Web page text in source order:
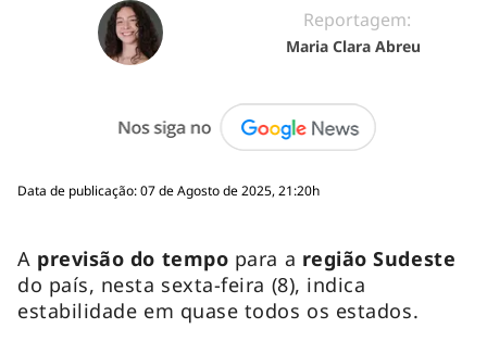
Reportagem:
Maria Clara Abreu
Data de publicação: 07 de Agosto de 2025, 21:20h
A previsão do tempo para a região Sudeste
do país, nesta sexta-feira (8), indica
estabilidade em quase todos os estados.